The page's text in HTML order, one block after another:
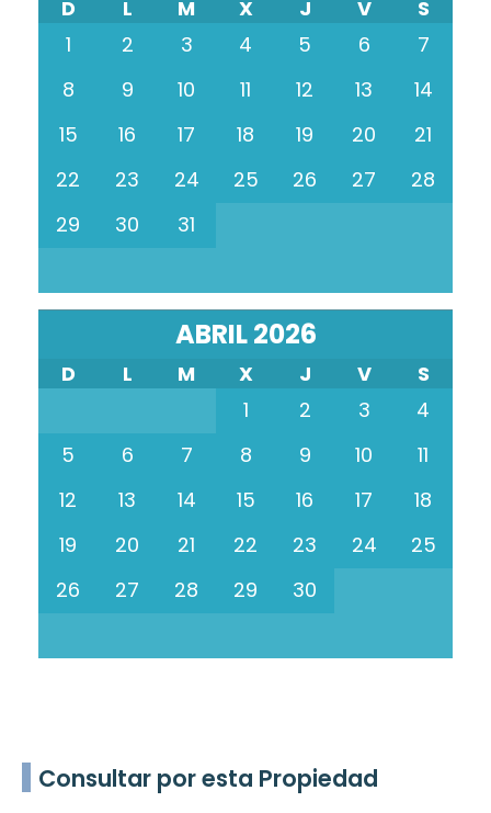
D L M X J V
S
1
2 3 4 5 6
7
8
9 10 11 12 13
14
15
16 17 18 19 20
21
22
23 24 25 26 27
28
29
30 31
ABRIL 2026
D L M X J V
S
1
2 3
4
5
6 7 8 9 10
11
12
13 14 15 16 17
18
19
20 21 22 23 24
25
26
27 28 29 30
Consultar por esta Propiedad